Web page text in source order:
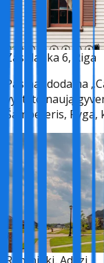
Zasulauka 6, Riga
Pasinaudodama
vystyto naują
Šampeteris,
Rentnieki, Adazi